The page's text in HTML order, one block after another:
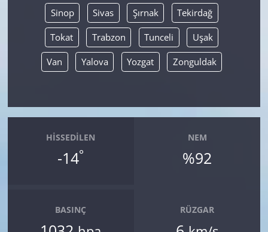
Sinop Sivas Şırnak Tekirdağ
Tokat Trabzon Tunceli Uşak
Van Yalova Yozgat Zonguldak
HISSEDILEN
-14°
NEM
%92
BASINÇ RÜZGAR